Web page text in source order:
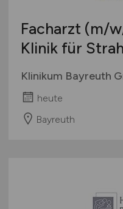
Facharzt (m/
Klinik für
Klinikum Bayreuth
heute
Bayreuth